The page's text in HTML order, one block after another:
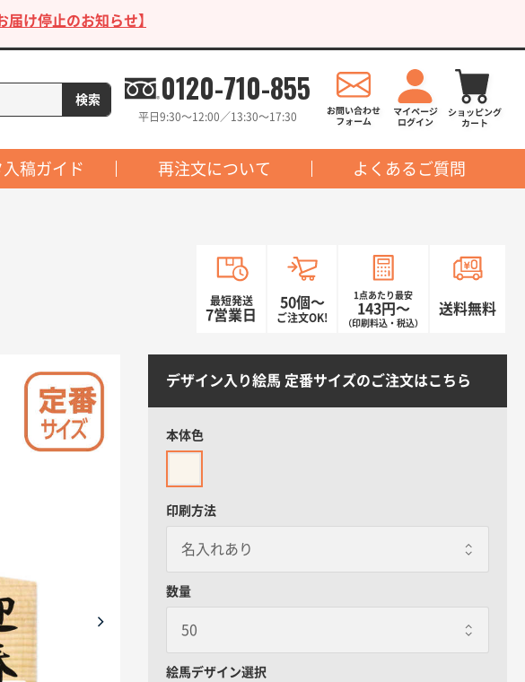
け停止のお知らせ】
0120-710-855
平日9:30〜12:00／13:30〜17:30
稿ガイド 再注文について よくあるご質問
最短発送
7営業日
50個〜
ご注文OK!
1点あたり最安
143円〜
（印刷料込・税込）
送料無料
デザイン入り絵馬 定番サイズのご注文はこちら
本体色
印刷方法
数量
絵馬デザイン選択